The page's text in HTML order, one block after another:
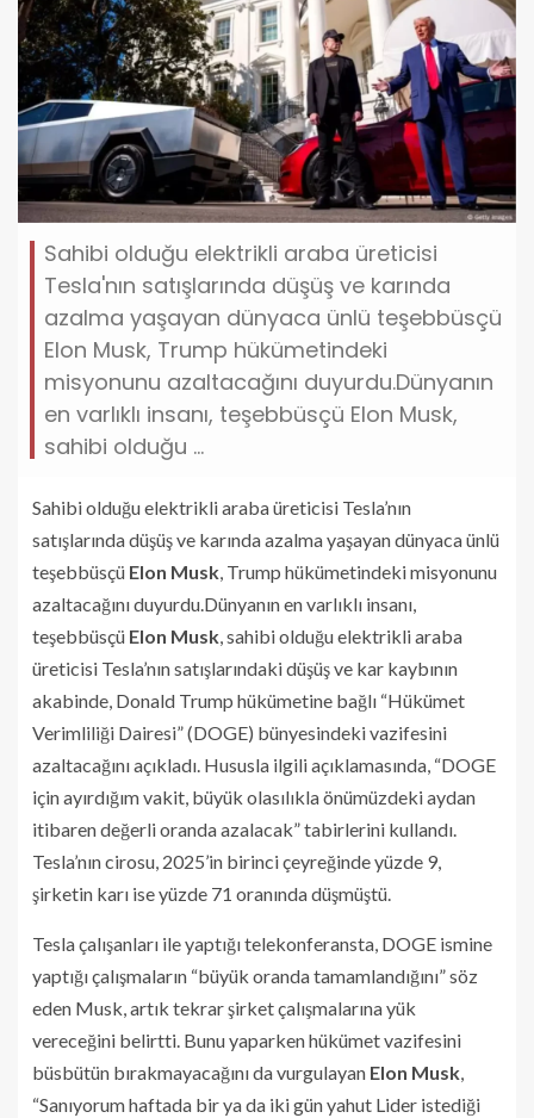
Sahibi olduğu elektrikli araba üreticisi
Tesla'nın satışlarında düşüş ve karında
azalma yaşayan dünyaca ünlü teşebbüsçü
Elon Musk, Trump hükümetindeki
misyonunu azaltacağını duyurdu.Dünyanın
en varlıklı insanı, teşebbüsçü Elon Musk,
sahibi olduğu ...
Sahibi olduğu elektrikli araba üreticisi Tesla’nın
satışlarında düşüş ve karında azalma yaşayan dünyaca ünlü
teşebbüsçü Elon Musk, Trump hükümetindeki misyonunu
azaltacağını duyurdu.Dünyanın en varlıklı insanı,
teşebbüsçü Elon Musk, sahibi olduğu elektrikli araba
üreticisi Tesla’nın satışlarındaki düşüş ve kar kaybının
akabinde, Donald Trump hükümetine bağlı “Hükümet
Verimliliği Dairesi” (DOGE) bünyesindeki vazifesini
azaltacağını açıkladı. Hususla ilgili açıklamasında, “DOGE
için ayırdığım vakit, büyük olasılıkla önümüzdeki aydan
itibaren değerli oranda azalacak” tabirlerini kullandı.
Tesla’nın cirosu, 2025’in birinci çeyreğinde yüzde 9,
şirketin karı ise yüzde 71 oranında düşmüştü.
Tesla çalışanları ile yaptığı telekonferansta, DOGE ismine
yaptığı çalışmaların “büyük oranda tamamlandığını” söz
eden Musk, artık tekrar şirket çalışmalarına yük
vereceğini belirtti. Bunu yaparken hükümet vazifesini
büsbütün bırakmayacağını da vurgulayan Elon Musk,
“Sanıyorum haftada bir ya da iki gün yahut Lider istediği